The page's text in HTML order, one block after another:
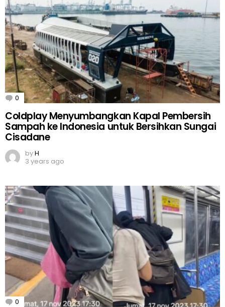
0 Comments
Coldplay Menyumbangkan Kapal Pembersih
Sampah ke Indonesia untuk Bersihkan Sungai
Cisadane
byH
3 years ago
0 Comments